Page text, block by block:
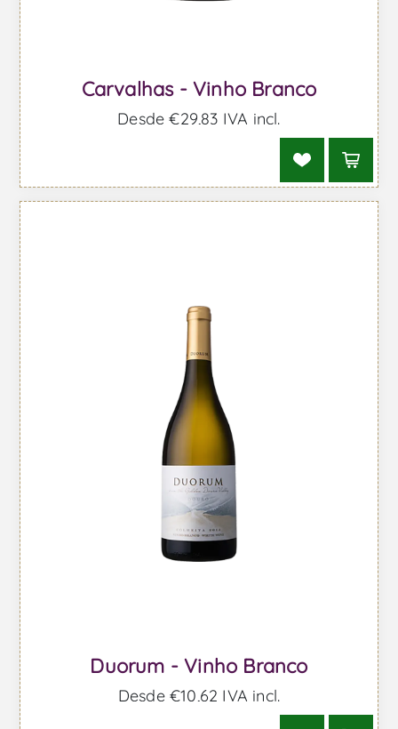
Carvalhas - Vinho Branco
Desde €29,83 IVA incl.
Duorum - Vinho Branco
Desde €10,62 IVA incl.